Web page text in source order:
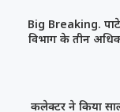
Big Breaking.
विभाग के तीन
कलेक्टर ने किया